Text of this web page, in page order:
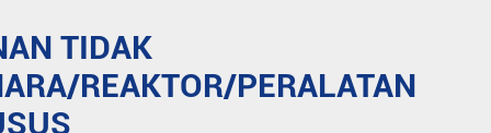
TIDAK
REAKTOR/PERALATAN